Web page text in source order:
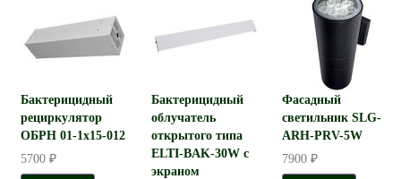
Бактерицидный
рециркулятор
ОБРН 01-1x15-012
5700 ₽
Бактерицидный
облучатель
открытого типа
ELTI-BAK-30W с
экраном
Фасадный
светильник SLG-
ARH-PRV-5W
7900 ₽